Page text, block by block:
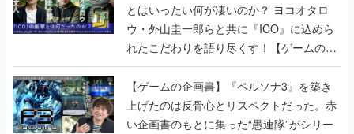
とはいったい何が凄いのか？ ヨコオタロ
ウ・外山圭一郎らと共に『ICO』に込めら
れたこだわりを語り尽くす！【ゲームの企
画書】
【ゲームの企画書】『ペルソナ3』を築き
上げたのは反骨心とリスペクトだった。赤
い企画書のもとに集った“愚連隊”がシリー